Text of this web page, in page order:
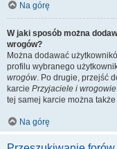
Na górę
W jaki sposób można
wrogów?
Można dodawać
profilu wybranego
wrogów. Po drugie, przejść
karcie Przyjaciele i wrogowie
tej samej karcie można
Na górę